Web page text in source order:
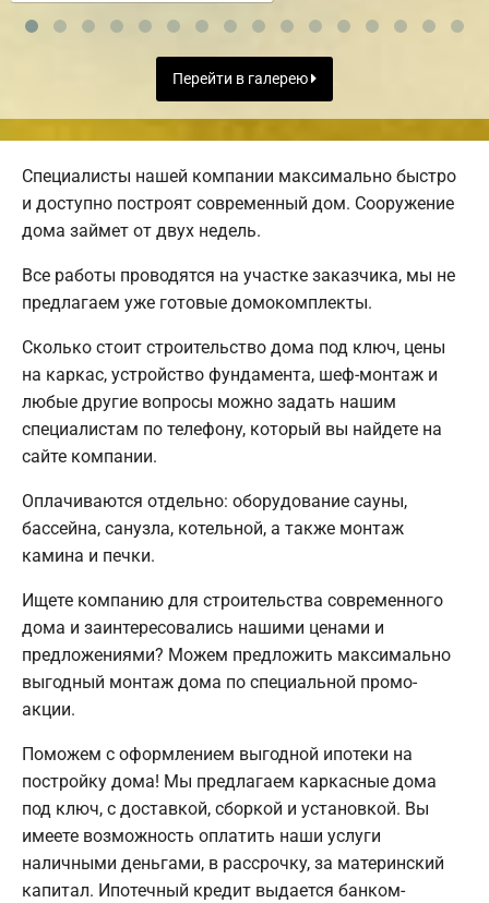
Перейти в галерею
Специалисты нашей компании максимально быстро
и доступно построят современный дом. Сооружение
дома займет от двух недель.
Все работы проводятся на участке заказчика, мы не
предлагаем уже готовые домокомплекты.
Сколько стоит строительство дома под ключ, цены
на каркас, устройство фундамента, шеф-монтаж и
любые другие вопросы можно задать нашим
специалистам по телефону, который вы найдете на
сайте компании.
Оплачиваются отдельно: оборудование сауны,
бассейна, санузла, котельной, а также монтаж
камина и печки.
Ищете компанию для строительства современного
дома и заинтересовались нашими ценами и
предложениями? Можем предложить максимально
выгодный монтаж дома по специальной промо-
акции.
Поможем с оформлением выгодной ипотеки на
постройку дома! Мы предлагаем каркасные дома
под ключ, с доставкой, сборкой и установкой. Вы
имеете возможность оплатить наши услуги
наличными деньгами, в рассрочку, за материнский
капитал. Ипотечный кредит выдается банком-